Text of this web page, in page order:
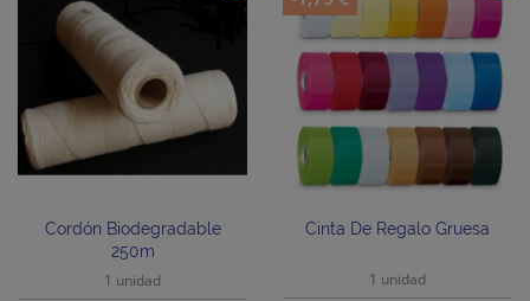
Cordón Biodegradable
250m
1 unidad
Cinta De Regalo Gruesa
1 unidad